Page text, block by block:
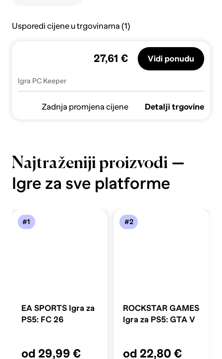
Usporedi cijene u trgovinama (1)
Igra PC Keeper
27,61 € Vidi ponudu
Zadnja promjena cijene Detalji trgovine
Najtraženiji proizvodi —
Igre za sve platforme
#1
EA SPORTS Igra za
PS5: FC 26
od 29,99 €
#2
ROCKSTAR GAMES
Igra za PS5: GTA V
od 22,80 €